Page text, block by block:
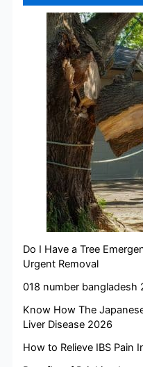
Do I Have a Tree
Urgent Removal
018 number bangladesh
Know How The
Liver Disease 2026
How to Relieve IBS Pain